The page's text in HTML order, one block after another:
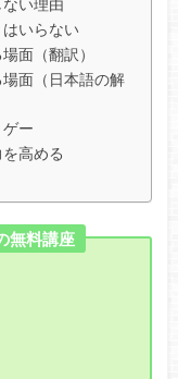
い理由
いらない
面（翻訳）
面（日本語の解
ー
高める
無料講座